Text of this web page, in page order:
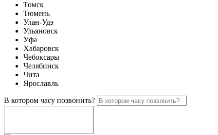
Томск
Тюмень
Улан-Удэ
Ульяновск
Уфа
Хабаровск
Чебоксары
Челябинск
Чита
Ярославль
В котором часу позвонить?